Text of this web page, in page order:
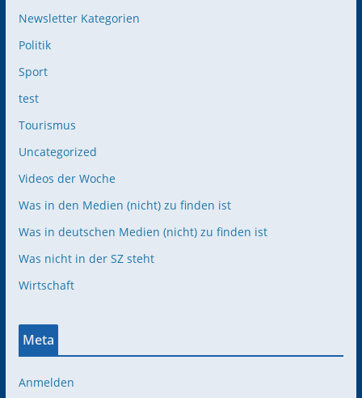
Newsletter Kategorien
Politik
Sport
test
Tourismus
Uncategorized
Videos der Woche
Was in den Medien (nicht) zu finden ist
Was in deutschen Medien (nicht) zu finden ist
Was nicht in der SZ steht
Wirtschaft
Meta
Anmelden